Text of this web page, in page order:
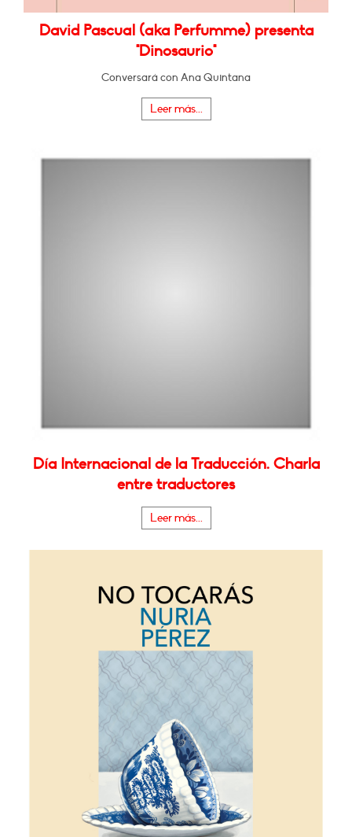
David Pascual (aka Perfumme) presenta
"Dinosaurio"
Conversará con Ana Quintana
Leer más...
Día Internacional de la Traducción. Charla
entre traductores
Leer más...